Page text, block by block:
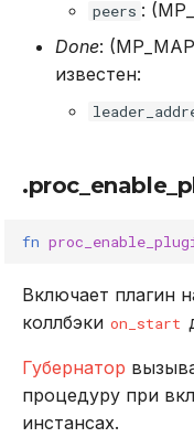
peers :
Done: (MP_MAP
известен:
fn
Включает плагин
коллбэки on_start
Губернатор
процедуру при
инстансах.